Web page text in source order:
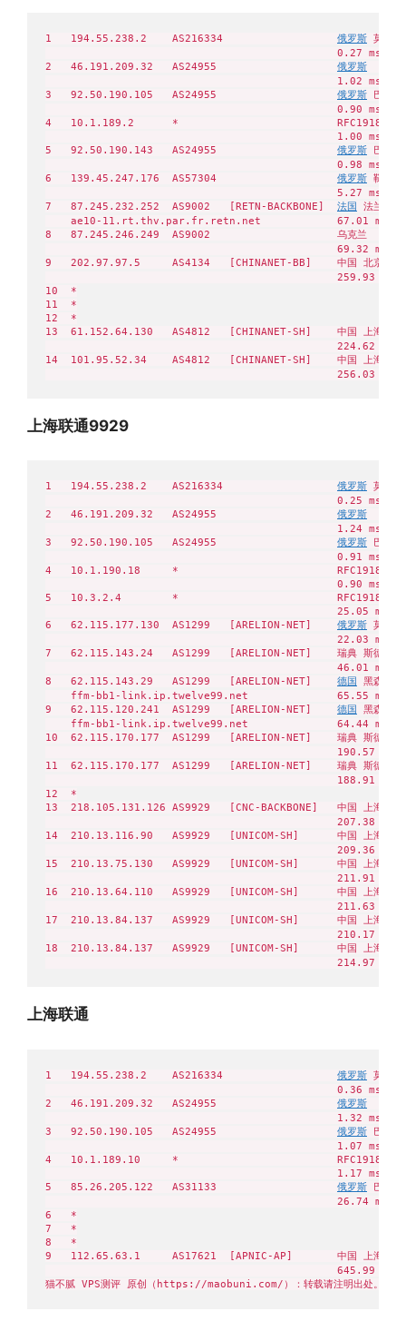
1   194.55.238.2    AS216334 俄罗斯 莫
                                              0.27 ms
2   46.191.209.32   AS24955 俄罗斯
                                              1.02 ms
3   92.50.190.105   AS24955 俄罗斯 巴什
                                              0.90 ms
4   10.1.189.2      *
                                              1.00 ms
5   92.50.190.143   AS24955 俄罗斯 巴什
                                              0.98 ms
6   139.45.247.176  AS57304 俄罗斯 鞑靼
                                              5.27 ms
7   87.245.232.252  AS9002   [RETN-BACKBONE] 法国 法兰西
    ae10-11.rt.thv.par.fr.retn.net            67.01 ms
8   87.245.246.249  AS9002                    乌克兰
                                              69.32 ms
9   202.97.97.5     AS4134   [CHINANET-BB]    中国 北京 北
                                              259.93 ms
10  *
11  *
12  *
13  61.152.64.130   AS4812   [CHINANET-SH]    中国 上海
                                              224.62 ms
14  101.95.52.34    AS4812   [CHINANET-SH]    中国 上海
                                              256.03 ms
上海联通9929
1   194.55.238.2    AS216334 俄罗斯 莫
                                              0.25 ms
2   46.191.209.32   AS24955 俄罗斯
                                              1.24 ms
3   92.50.190.105   AS24955 俄罗斯 巴什
                                              0.91 ms
4   10.1.190.18     *
                                              0.90 ms
5   10.3.2.4        *
                                              25.05 ms
6   62.115.177.130  AS1299   [ARELION-NET] 俄罗斯 莫斯
                                              22.03 ms
7   62.115.143.24   AS1299   [ARELION-NET]    瑞典 斯德哥
                                              46.01 ms
8   62.115.143.29   AS1299   [ARELION-NET] 德国 黑森州
    ffm-bb1-link.ip.twelve99.net              65.55 ms
9   62.115.120.241  AS1299   [ARELION-NET] 德国 黑森州
    ffm-bb1-link.ip.twelve99.net              64.44 ms
10  62.115.170.177  AS1299   [ARELION-NET]    瑞典 斯德哥
                                              190.57 ms
11  62.115.170.177  AS1299   [ARELION-NET]    瑞典 斯德哥
                                              188.91 ms
12  *
13  218.105.131.126 AS9929   [CNC-BACKBONE]   中国 上海
                                              207.38 ms
14  210.13.116.90   AS9929   [UNICOM-SH]      中国 上海
                                              209.36 ms
15  210.13.75.130   AS9929   [UNICOM-SH]      中国 上海
                                              211.91 ms
16  210.13.64.110   AS9929   [UNICOM-SH]      中国 上海
                                              211.63 ms
17  210.13.84.137   AS9929   [UNICOM-SH]      中国 上海  浦
                                              210.17 ms
18  210.13.84.137   AS9929   [UNICOM-SH]      中国 上海  浦
                                              214.97 ms
上海联通
1   194.55.238.2    AS216334 俄罗斯 莫
                                              0.36 ms
2   46.191.209.32   AS24955 俄罗斯
                                              1.32 ms
3   92.50.190.105   AS24955 俄罗斯 巴什
                                              1.07 ms
4   10.1.189.10     *
                                              1.17 ms
5   85.26.205.122   AS31133 俄罗斯 巴什
                                              26.74 ms
6   *
7   *
8   *
9   112.65.63.1     AS17621  [APNIC-AP]       中国 上海  普
                                              645.99 ms